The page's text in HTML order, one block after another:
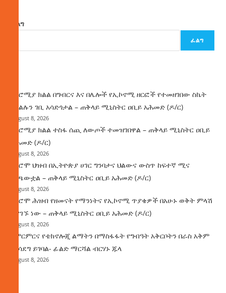
ፈልግ
ፈልግ
በኦሮሚያ ክልል በግብርና እና በሌሎች የኢኮኖሚ ዘርፎች የተመዘገበው ስኬት
የክልሉን ገቢ አሳድጎታል – ጠቅላይ ሚኒስትር ዐቢይ አሕመድ (ዶ/ር)
August 8, 2026
በኦሮሚያ ክልል ተስፋ ሰጪ ለውጦች ተመዝገበዋል – ጠቅላይ ሚኒስትር ዐቢይ
አሕመድ (ዶ/ር)
August 8, 2026
የኦሮሞ ህዝብ በኢትዮጵያ ሀገር ግንባታና ህልውና ውስጥ ከፍተኛ ሚና
ተጫውቷል – ጠቅላይ ሚኒስትር ዐቢይ አሕመድ (ዶ/ር)
August 8, 2026
የኦሮሞ ሕዝብ የዘመናት የማንነትና የኢኮኖሚ ጥያቄዎች በአሁኑ ወቅት ምላሽ
እያገኙ ነው – ጠቅላይ ሚኒስትር ዐቢይ አሕመድ (ዶ/ር)
August 8, 2026
የምርምርና የቴክኖሎጂ ልማትን በማስፋፋት የግብዓት አቅርቦትን በራስ አቅም
ማሳደግ ይገባል- ፊልድ ማርሻል ብርሃኑ ጁላ
August 8, 2026